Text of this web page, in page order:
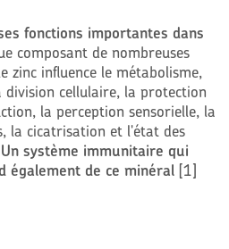
fonctions importantes dans
composant de nombreuses
zinc influence le métabolisme,
division cellulaire, la protection
la perception sensorielle, la
la cicatrisation et l'état des
Un système immunitaire qui
également de ce minéral[1]